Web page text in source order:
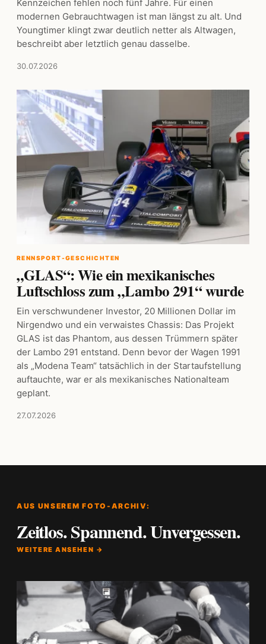
Kennzeichen fehlen noch fünf Jahre. Für einen
modernen Gebrauchtwagen ist man längst zu alt. Und
Youngtimer klingt zwar deutlich netter als Altwagen,
beschreibt aber letztlich genau dasselbe.
30.07.2026
RENNSPORT-GESCHICHTEN
„GLAS“: Wie ein mexikanisches
Luftschloss zum „Lambo 291“ wurde
Ein verschwundener Investor, 20 Millionen Dollar im
Nirgendwo und ein verwaistes Chassis: Das Projekt
GLAS ist das Phantom, aus dessen Trümmern später
der Lambo 291 entstand. Denn bevor der Wagen 1991
als „Modena Team“ tatsächlich in der Startaufstellung
auftauchte, war er als mexikanisches Nationalteam
geplant.
27.07.2026
AUS UNSEREM FOTO-ARCHIV:
Zeitlos. Spannend. Unvergessen.
WEITERE ANSEHEN →